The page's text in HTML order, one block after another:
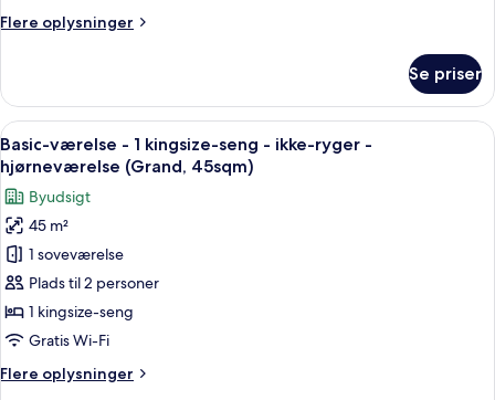
ikke-
balkon
(Grand,
47sqm)
Flere oplysninger
Flere
værelse
med
2
enkeltsenge
ikke-
ryger
balkon
(Grand,
Se priser
Indlæs
alle
billeder
af
Basic-
værelse
-
1
kingsize-
-
Et hotelværelse med en stor seng,
13
Basic-værelse - 1 kingsize-seng - ikke-ryger -
hjørneværelse (Grand, 45sqm)
Byudsigt
45 m²
1 soveværelse
Plads til 2 personer
1 kingsize-seng
Gratis Wi-Fi
Flere oplysninger
Flere